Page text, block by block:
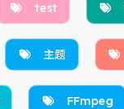
test
主题
FFmpeg